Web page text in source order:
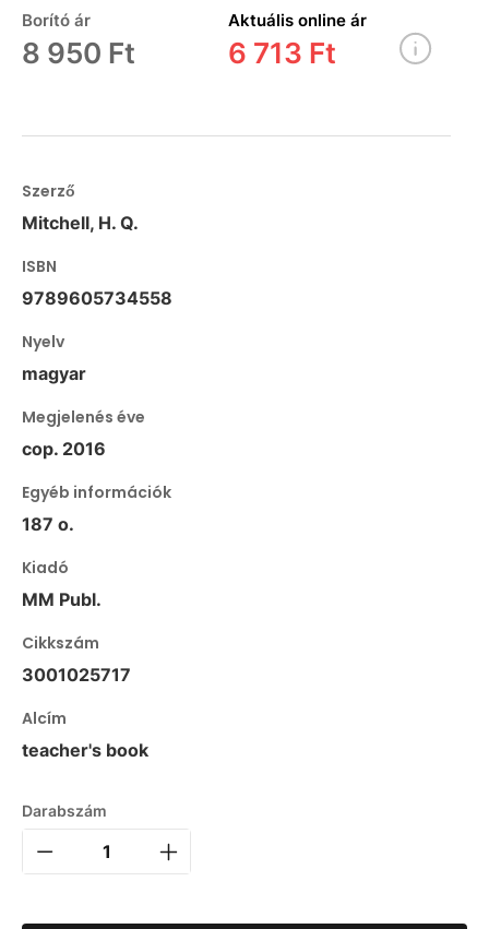
Borító ár
8 950 Ft
Aktuális online ár
6 713 Ft
Szerző
Mitchell, H. Q.
ISBN
9789605734558
Nyelv
magyar
Megjelenés éve
cop. 2016
Egyéb információk
187 o.
Kiadó
MM Publ.
Cikkszám
3001025717
Alcím
teacher's book
Darabszám